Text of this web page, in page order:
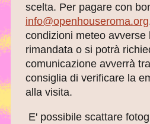
scelta. Per pagare con
info@openhouseroma.org
condizioni meteo avverse
rimandata o si potrà
comunicazione avverrà
consiglia di verificare la
alla visita.
E' possibile scattare